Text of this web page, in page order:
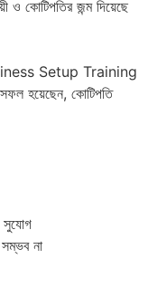
ও কোটিপতির জন্ম দিয়েছে
Setup Training
হয়েছেন, কোটিপতি
সুযোগ
না